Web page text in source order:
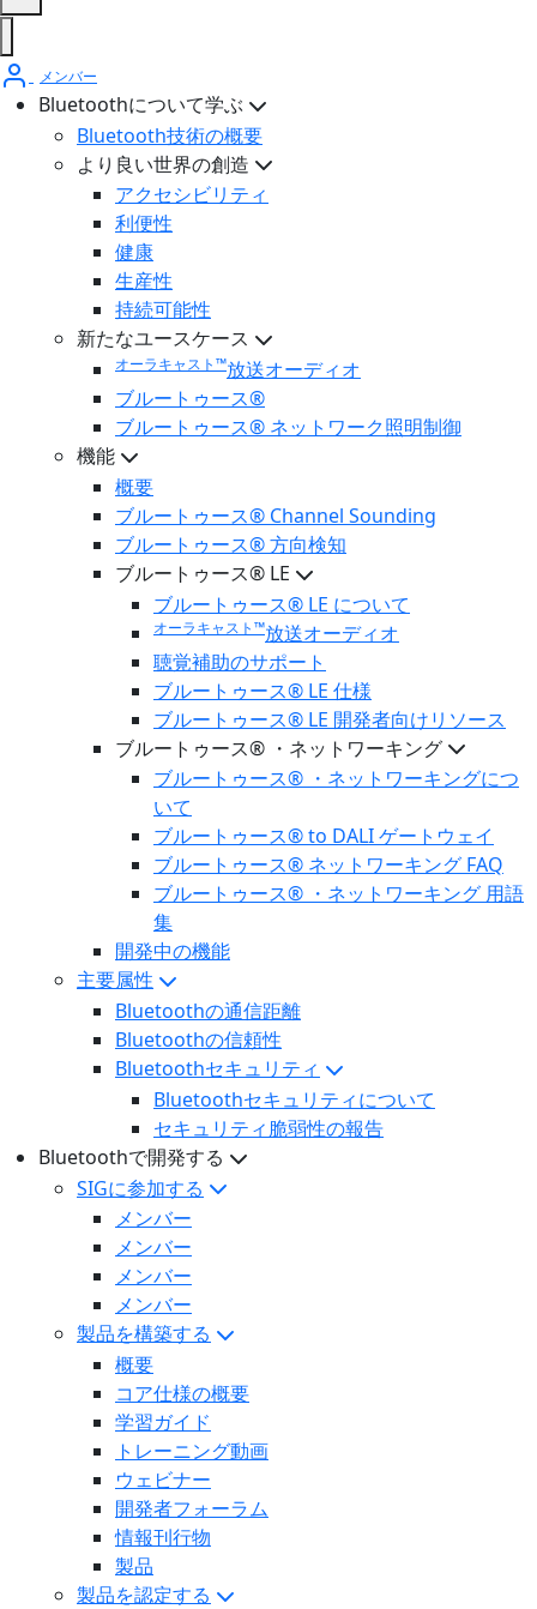
メンバー
Bluetoothについて学ぶ
Bluetooth技術の概要
より良い世界の創造
アクセシビリティ
利便性
健康
生産性
持続可能性
新たなユースケース
オーラキャスト™放送オーディオ
ブルートゥース®
ブルートゥース® ネットワーク照明制御
機能
概要
ブルートゥース® Channel Sounding
ブルートゥース® 方向検知
ブルートゥース® LE
ブルートゥース® LE について
オーラキャスト™放送オーディオ
聴覚補助のサポート
ブルートゥース® LE 仕様
ブルートゥース® LE 開発者向けリソース
ブルートゥース® ・ネットワーキング
ブルートゥース® ・ネットワーキングにつ
いて
ブルートゥース® to DALI ゲートウェイ
ブルートゥース® ネットワーキング FAQ
ブルートゥース® ・ネットワーキング 用語
集
開発中の機能
主要属性
Bluetoothの通信距離
Bluetoothの信頼性
Bluetoothセキュリティ
Bluetoothセキュリティについて
セキュリティ脆弱性の報告
Bluetoothで開発する
SIGに参加する
メンバー
メンバー
メンバー
メンバー
製品を構築する
概要
コア仕様の概要
学習ガイド
トレーニング動画
ウェビナー
開発者フォーラム
情報刊行物
製品
製品を認定する